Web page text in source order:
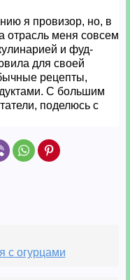
я провизор, но, в
отрасль меня совсем
и фуд-
для своей
рецепты,
С большим
поделюсь с
с огурцами